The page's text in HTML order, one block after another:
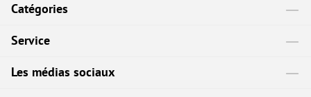
Catégories
Service
Les médias sociaux